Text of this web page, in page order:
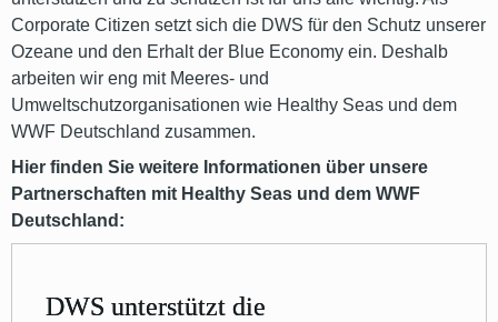
Corporate Citizen setzt sich die DWS für den Schutz unserer
Ozeane und den Erhalt der Blue Economy ein. Deshalb
arbeiten wir eng mit Meeres- und
Umweltschutzorganisationen wie Healthy Seas und dem
WWF Deutschland zusammen.
Hier finden Sie weitere Informationen über unsere
Partnerschaften mit Healthy Seas und dem WWF
Deutschland:
DWS unterstützt die